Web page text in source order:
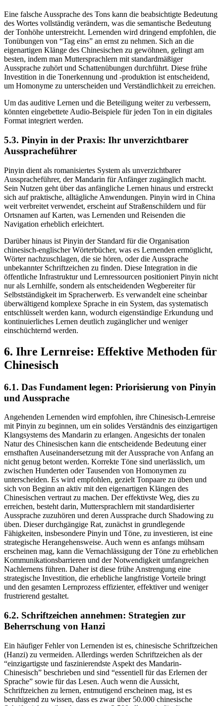
Eine falsche Aussprache des Tons kann die beabsichtigte Bedeutung
des Wortes vollständig verändern, was die semantische Bedeutung
der Tonhöhe unterstreicht. Lernenden wird dringend empfohlen, die
Tonübungen von “Tag eins” an ernst zu nehmen. Sich an die
eigenartigen Klänge des Chinesischen zu gewöhnen, gelingt am
besten, indem man Muttersprachlern mit standardmäßiger
Aussprache zuhört und Schattenübungen durchführt. Diese frühe
Investition in die Tonerkennung und -produktion ist entscheidend,
um Homonyme zu unterscheiden und Verständlichkeit zu erreichen.
Um das auditive Lernen und die Beteiligung weiter zu verbessern,
könnten eingebettete Audio-Beispiele für jeden Ton in ein digitales
Format integriert werden.
5.3. Pinyin in der Praxis: Ihr unverzichtbarer
Ausspracheführer
Pinyin dient als romanisiertes System als unverzichtbarer
Ausspracheführer, der Mandarin für Anfänger zugänglich macht.
Sein Nutzen geht über das anfängliche Lernen hinaus und erstreckt
sich auf praktische, alltägliche Anwendungen. Pinyin wird in China
weit verbreitet verwendet, erscheint auf Straßenschildern und für
Ortsnamen auf Karten, was Lernenden und Reisenden die
Navigation erheblich erleichtert.
Darüber hinaus ist Pinyin der Standard für die Organisation
chinesisch-englischer Wörterbücher, was es Lernenden ermöglicht,
Wörter nachzuschlagen, die sie hören, oder die Aussprache
unbekannter Schriftzeichen zu finden. Diese Integration in die
öffentliche Infrastruktur und Lernressourcen positioniert Pinyin nicht
nur als Lernhilfe, sondern als entscheidenden Wegbereiter für
Selbstständigkeit im Spracherwerb. Es verwandelt eine scheinbar
überwältigend komplexe Sprache in ein System, das systematisch
entschlüsselt werden kann, wodurch eigenständige Erkundung und
kontinuierliches Lernen deutlich zugänglicher und weniger
einschüchternd werden.
6. Ihre Lernreise: Effektive Methoden für
Chinesisch
6.1. Das Fundament legen: Priorisierung von Pinyin
und Aussprache
Angehenden Lernenden wird empfohlen, ihre Chinesisch-Lernreise
mit Pinyin zu beginnen, um ein solides Verständnis des einzigartigen
Klangsystems des Mandarin zu erlangen. Angesichts der tonalen
Natur des Chinesischen kann die entscheidende Bedeutung einer
ernsthaften Auseinandersetzung mit der Aussprache von Anfang an
nicht genug betont werden. Korrekte Töne sind unerlässlich, um
zwischen Hunderten oder Tausenden von Homonymen zu
unterscheiden. Es wird empfohlen, gezielt Tonpaare zu üben und
sich von Beginn an aktiv mit den eigenartigen Klängen des
Chinesischen vertraut zu machen. Der effektivste Weg, dies zu
erreichen, besteht darin, Muttersprachlern mit standardisierter
Aussprache zuzuhören und deren Aussprache durch Shadowing zu
üben. Dieser durchgängige Rat, zunächst in grundlegende
Fähigkeiten, insbesondere Pinyin und Töne, zu investieren, ist eine
strategische Herangehensweise. Auch wenn es anfangs mühsam
erscheinen mag, kann die Vernachlässigung der Töne zu erheblichen
Kommunikationsbarrieren und der Notwendigkeit umfangreichen
Nachlernens führen. Daher ist diese frühe Anstrengung eine
strategische Investition, die erhebliche langfristige Vorteile bringt
und den gesamten Lernprozess effizienter, effektiver und weniger
frustrierend gestaltet.
6.2. Schriftzeichen annehmen: Strategien zur
Beherrschung von Hanzi
Ein häufiger Fehler von Lernenden ist es, chinesische Schriftzeichen
(Hanzi) zu vermeiden. Allerdings werden Schriftzeichen als der
“einzigartigste und faszinierendste Aspekt des Mandarin-
Chinesisch” beschrieben und sind “essentiell für das Erlernen der
Sprache” sowie für das Lesen. Auch wenn die Aussicht,
Schriftzeichen zu lernen, entmutigend erscheinen mag, ist es
beruhigend zu wissen, dass es zwar über 50.000 chinesische